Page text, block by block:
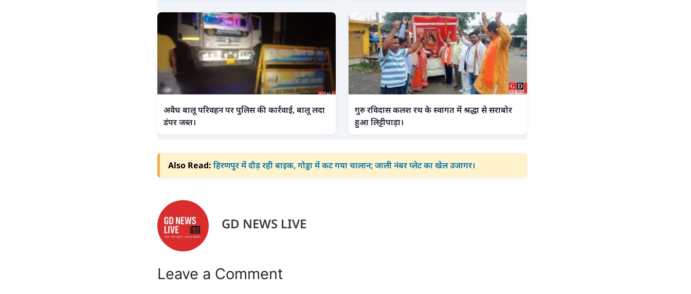
अवैध बालू परिवहन पर पुलिस की कार्रवाई, बालू लदा
डंपर जब्त।
गुरु रविदास कलश रथ के स्वागत में श्रद्धा से सराबोर
हुआ लिट्टीपाड़ा।
Also Read: हिरणपुर में दौड़ रही बाइक, गोड्डा में कट गया चालान; जाली नंबर प्लेट का खेल उजागर।
GD NEWS LIVE
Leave a Comment